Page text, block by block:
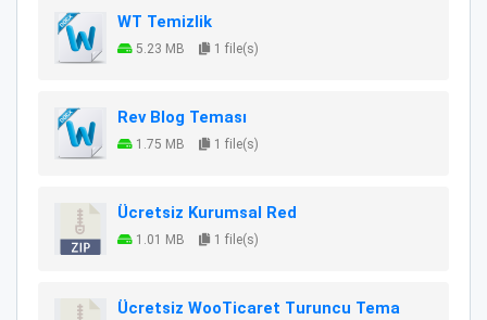
WT Temizlik
5.23 MB 1 file(s)
Rev Blog Teması
1.75 MB 1 file(s)
Ücretsiz Kurumsal Red
1.01 MB 1 file(s)
Ücretsiz WooTicaret Turuncu Tema